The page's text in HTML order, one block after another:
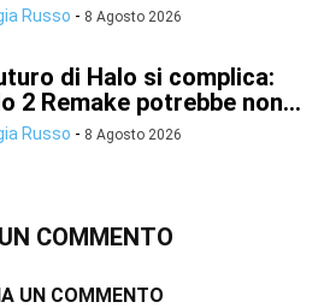
Russo - 8 Agosto 2026
di Halo si complica:
2 Remake potrebbe non...
Russo - 8 Agosto 2026
COMMENTO
UN COMMENTO